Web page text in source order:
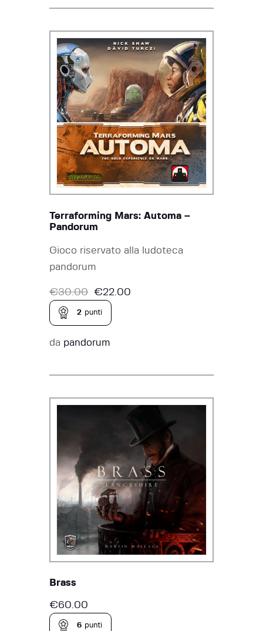
Terraforming Mars: Automa –
Pandorum
Gioco riservato alla ludoteca
pandorum
€30.00 €22.00
2 punti
da pandorum
Brass
€60.00
6 punti